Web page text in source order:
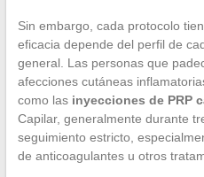
Sin embargo, cada protocolo
eficacia depende del perfil de
general. Las personas que
afecciones cutáneas
como las inyecciones de PRP
Capilar, generalmente durante
seguimiento estricto,
de anticoagulantes u otros